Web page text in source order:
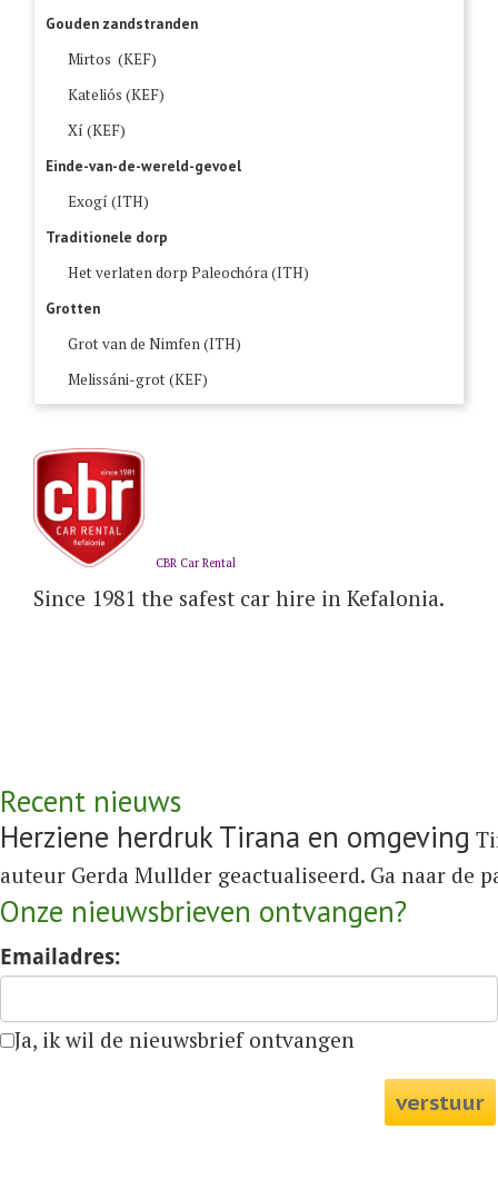
Gouden zandstranden
Mirtos (KEF)
Kateliós (KEF)
Xí (KEF)
Einde-van-de-wereld-gevoel
Exogí (ITH)
Traditionele dorp
Het verlaten dorp Paleochóra (ITH)
Grotten
Grot van de Nimfen (ITH)
Melissáni-grot (KEF)
CBR Car Rental
Since 1981 the safest car hire in Kefalonia.
Recent nieuws
Herziene herdruk Tirana en omgeving
auteur Gerda Mullder geactualiseerd. Ga naar de
Onze nieuwsbrieven ontvangen?
Emailadres:
Ja, ik wil de nieuwsbrief ontvangen
verstuur